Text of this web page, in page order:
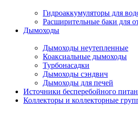
Гидроаккумуляторы для
Расширительные баки для
Дымоходы
Дымоходы неутепленные
Коаксиальные дымоходы
Турбонасадки
Дымоходы сэндвич
Дымоходы для печей
Источники бесперебойного
Коллекторы и коллекторные